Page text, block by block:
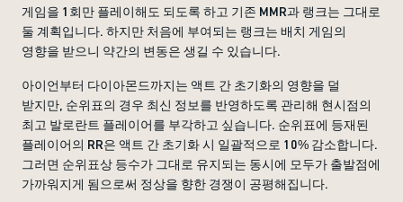
게임을 1회만 플레이해도 되도록 하고 기존 MMR과 랭크는 그대로
둘 계획입니다. 하지만 처음에 부여되는 랭크는 배치 게임의
영향을 받으니 약간의 변동은 생길 수 있습니다.
아이언부터 다이아몬드까지는 액트 간 초기화의 영향을 덜
받지만, 순위표의 경우 최신 정보를 반영하도록 관리해 현시점의
최고 발로란트 플레이어를 부각하고 싶습니다. 순위표에 등재된
플레이어의 RR은 액트 간 초기화 시 일괄적으로 10% 감소합니다.
그러면 순위표상 등수가 그대로 유지되는 동시에 모두가 출발점에
가까워지게 됨으로써 정상을 향한 경쟁이 공평해집니다.